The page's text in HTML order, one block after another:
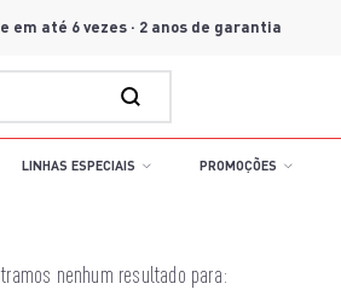
em até 6 vezes · 2 anos de garantia
LINHAS ESPECIAIS PROMOÇÕES